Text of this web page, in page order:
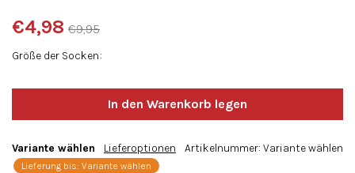
Größe der Socken
€9,95
€4,98
Variante wählen
Lieferung bis: Variante wählen
Lieferoptionen Artikelnummer: Variante wählen
Produktbewertung
ist
0,0